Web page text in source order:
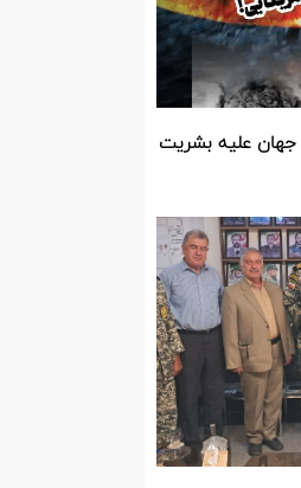
جهان علیه بشریت توسط بزرگ ترین